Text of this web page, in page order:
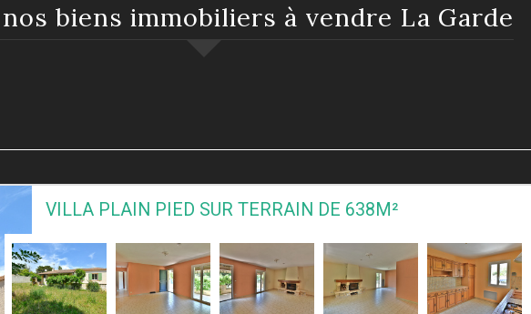
nos biens immobiliers à vendre La Garde
VILLA PLAIN PIED SUR TERRAIN DE 638M²